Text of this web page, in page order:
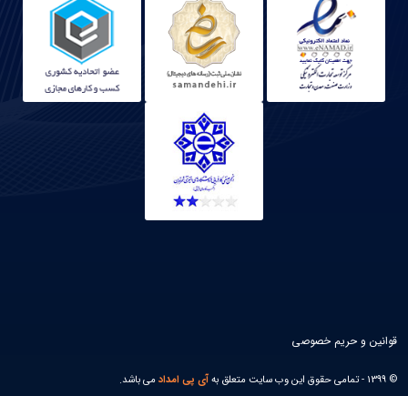
© 1399 - تمامی حقوق این وب سایت متعلق به آی پی امدادمی باشد.
قوانین و حریم خصوصی